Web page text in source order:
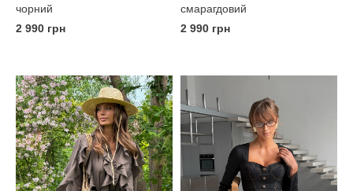
чорний
2 990 грн
смарагдовий
2 990 грн